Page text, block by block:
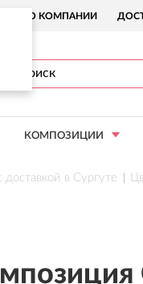
О КОМПАНИИ
КОМПОЗИЦИИ
в Сургуте